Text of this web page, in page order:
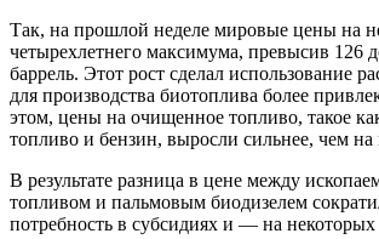
Так, на прошлой неделе мировые цены на
четырехлетнего максимума, превысив 126
баррель. Этот рост сделал использование
для производства биотоплива более
этом, цены на очищенное топливо, такое
топливо и бензин, выросли сильнее, чем на
В результате разница в цене между
топливом и пальмовым биодизелем
потребность в субсидиях и — на